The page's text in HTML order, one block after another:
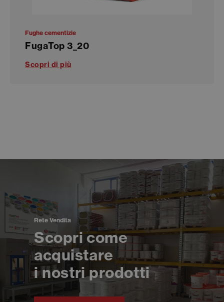
Fughe cementizie
FugaTop 3_20
Scopri di più
Rete Vendita
Scopri come
acquistare
i nostri prodotti